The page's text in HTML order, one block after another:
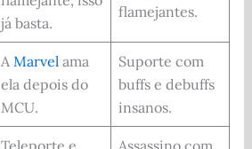
já basta.
flamejantes.
A Marvelama
ela depois do
MCU.
Suporte com
buffs e debuffs
insanos.